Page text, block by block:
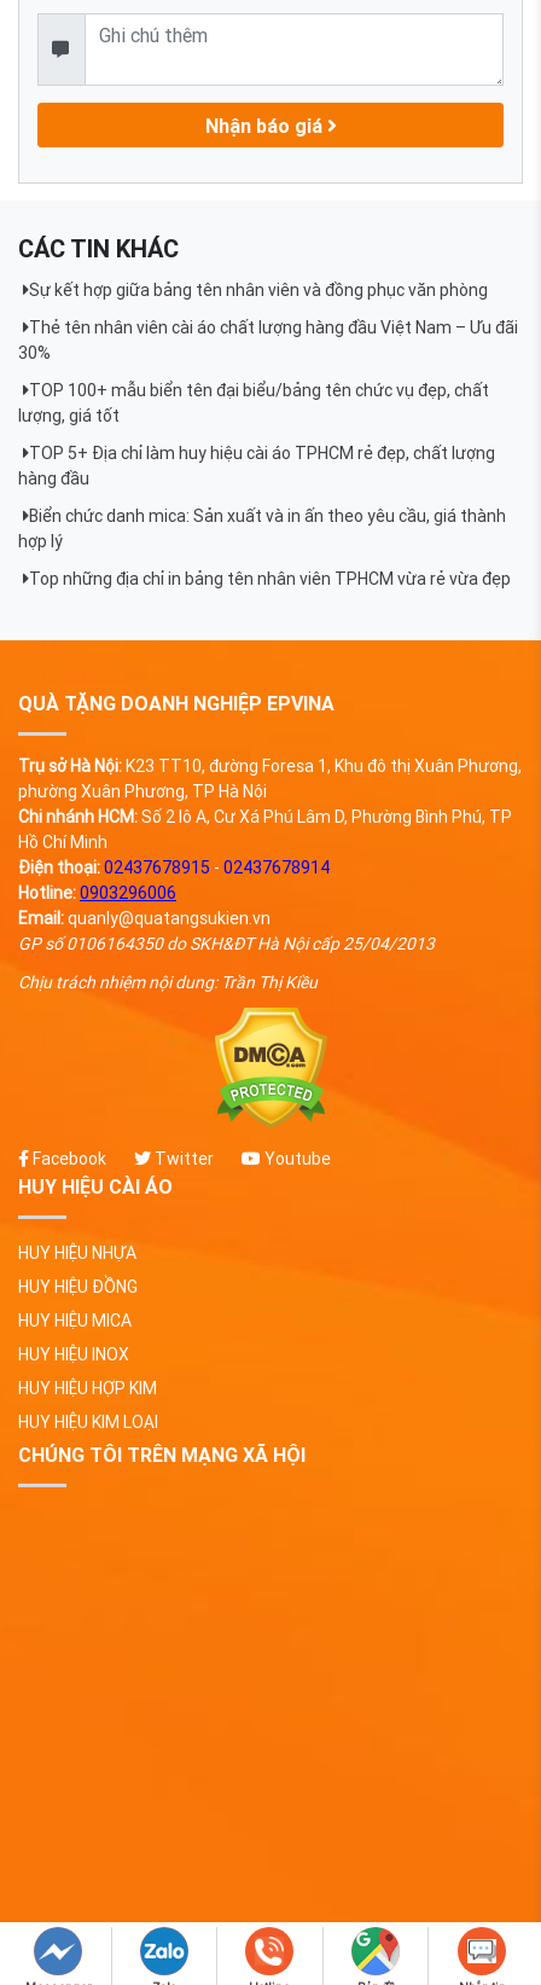
Nhận báo giá
CÁC TIN KHÁC
Sự kết hợp giữa bảng tên nhân viên và đồng phục văn phòng
Thẻ tên nhân viên cài áo chất lượng hàng đầu Việt Nam – Ưu đãi
30%
TOP 100+ mẫu biển tên đại biểu/bảng tên chức vụ đẹp, chất
lượng, giá tốt
TOP 5+ Địa chỉ làm huy hiệu cài áo TPHCM rẻ đẹp, chất lượng
hàng đầu
Biển chức danh mica: Sản xuất và in ấn theo yêu cầu, giá thành
hợp lý
Top những địa chỉ in bảng tên nhân viên TPHCM vừa rẻ vừa đẹp
QUÀ TẶNG DOANH NGHIỆP EPVINA
Trụ sở Hà Nội:K23 TT10, đường Foresa 1, Khu đô thị Xuân Phương,
phường Xuân Phương, TP Hà Nội
Chi nhánh HCM:Số 2 lô A, Cư Xá Phú Lâm D, Phường Bình Phú, TP
Hồ Chí Minh
Điện thoại:02437678915 - 02437678914
Hotline:0903296006
Email:quanly@quatangsukien.vn
GP số 0106164350 do SKH&ĐT Hà Nội cấp 25/04/2013
Chịu trách nhiệm nội dung: Trần Thị Kiều
Facebook Twitter Youtube
HUY HIỆU CÀI ÁO
HUY HIỆU NHỰA
HUY HIỆU ĐỒNG
HUY HIỆU MICA
HUY HIỆU INOX
HUY HIỆU HỢP KIM
HUY HIỆU KIM LOẠI
CHÚNG TÔI TRÊN MẠNG XÃ HỘI
Copyright 2019 © QUÀ TẶNG DOANH NGHIỆP EPVINA